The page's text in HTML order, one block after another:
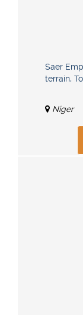
Saer
terrain,
Niger